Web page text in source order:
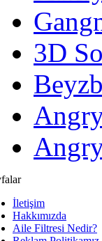
3D
İletişim
Hakkımızda
Aile Filtresi Nedir?